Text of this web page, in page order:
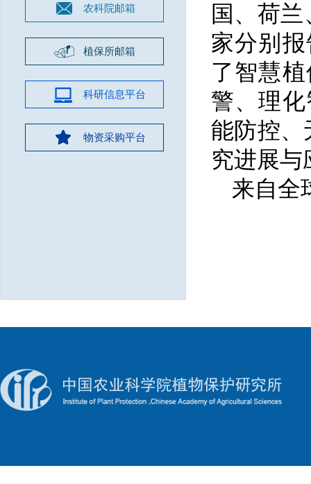
农科院邮箱
植保所邮箱
科研信息平台
物资采购平台
国、荷
家分别
了智慧
警、理
能防控、
究进展与
来自全